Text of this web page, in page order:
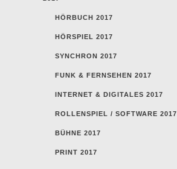
HÖRBUCH 2017
HÖRSPIEL 2017
SYNCHRON 2017
FUNK & FERNSEHEN 2017
INTERNET & DIGITALES 2017
ROLLENSPIEL / SOFTWARE 2017
BÜHNE 2017
PRINT 2017